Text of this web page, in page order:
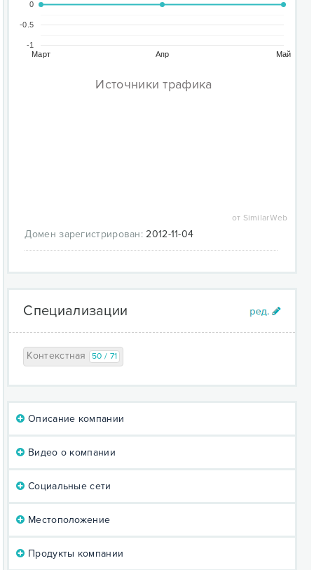
Март Апр Май
-1
-0.5
0
Источники трафика
от SimilarWeb
Домен зарегистрирован: 2012-11-04
Специализации
Контекстная 50 / 71
Описание компании
Видео о компании
Социальные сети
Местоположение
Продукты компании